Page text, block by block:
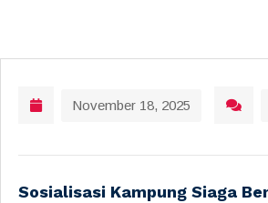
November 18, 2025
Sosialisasi Kampung Siaga